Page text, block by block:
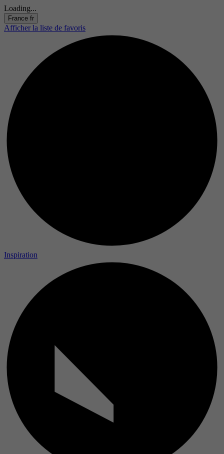
Loading...
France fr
Afficher la liste de favoris
Inspiration